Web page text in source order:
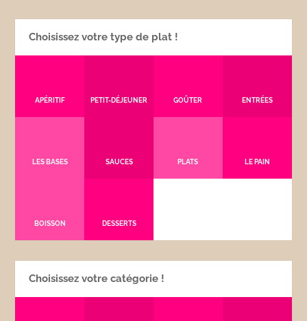
Choisissez votre type de plat !
APÉRITIF PETIT-DÉJEUNER GOÛTER ENTRÉES
LES BASES SAUCES PLATS LE PAIN
BOISSON DESSERTS
Choisissez votre catégorie !